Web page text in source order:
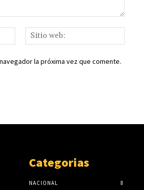
Correo
electrónico:*
web:
la próxima vez que comente.
Categorias
NACIONAL 8